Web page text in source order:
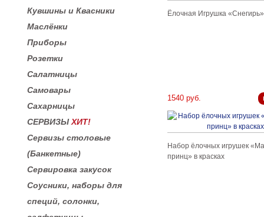
Кувшины и Квасники
Маслёнки
Приборы
Розетки
Салатницы
Самовары
Сахарницы
СЕРВИЗЫ ХИТ!
Сервизы столовые
(Банкетные)
Сервировка закусок
Соусники, наборы для
специй, солонки,
Ёлочная Игрушка «Снегирь»
1540 руб.
Набор ёлочных игрушек
принц» в красках